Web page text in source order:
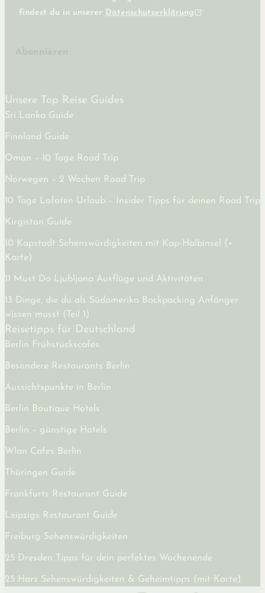
findest du in unserer Datenschutzerklärung
Unsere Top Reise Guides
Sri Lanka Guide
Finnland Guide
Oman – 10 Tage Road Trip
Norwegen – 2 Wochen Road Trip
10 Tage Lofoten Urlaub – Insider Tipps für deinen Road Trip
Kirgistan Guide
10 Kapstadt Sehenswürdigkeiten mit Kap-Halbinsel (+
Karte)
11 Must Do Ljubljana Ausflüge und Aktivitäten
13 Dinge, die du als Südamerika Backpacking Anfänger
wissen musst (Teil 1)
Reisetipps für Deutschland
Berlin Frühstückscafés
Besondere Restaurants Berlin
Aussichtspunkte in Berlin
Berlin Boutique Hotels
Berlin – günstige Hotels
Wlan Cafes Berlin
Thüringen Guide
Frankfurts Restaurant Guide
Leipzigs Restaurant Guide
Freiburg Sehenswürdigkeiten
25 Dresden Tipps für dein perfektes Wochenende
25 Harz Sehenswürdigkeiten & Geheimtipps (mit Karte)